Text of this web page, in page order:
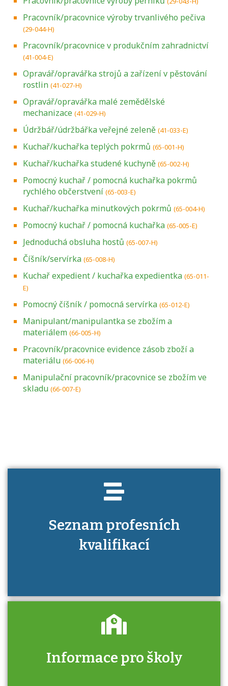
Pracovník/pracovnice výroby trvanlivého pečiva
(29-044-H)
Pracovník/pracovnice v produkčním zahradnictví
(41-004-E)
Opravář/opravářka strojů a zařízení v pěstování
rostlin (41-027-H)
Opravář/opravářka malé zemědělské
mechanizace (41-029-H)
Údržbář/údržbářka veřejné zeleně (41-033-E)
Kuchař/kuchařka teplých pokrmů (65-001-H)
Kuchař/kuchařka studené kuchyně (65-002-H)
Pomocný kuchař / pomocná kuchařka pokrmů
rychlého občerstvení (65-003-E)
Kuchař/kuchařka minutkových pokrmů (65-004-H)
Pomocný kuchař / pomocná kuchařka (65-005-E)
Jednoduchá obsluha hostů (65-007-H)
Číšník/servírka (65-008-H)
Kuchař expedient / kuchařka expedientka (65-011-
E)
Pomocný číšník / pomocná servírka (65-012-E)
Manipulant/manipulantka se zbožím a
materiálem (66-005-H)
Pracovník/pracovnice evidence zásob zboží a
materiálu (66-006-H)
Manipulační pracovník/pracovnice se zbožím ve
skladu (66-007-E)
Seznam profesních
kvalifikací
Projděte si seznam profesních kvalifikací.
Informace pro školy
Zjistěte, jak se přihlásit ke zkoušce a kde